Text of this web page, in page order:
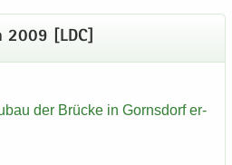
2009 [LDC]
der Brü­cke in Gorns­dorf er­